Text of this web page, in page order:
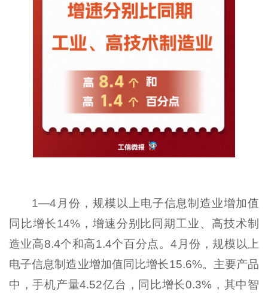
1—4月份，规模以上电子信息制造业增加值
同比增长14%，增速分别比同期工业、高技术制
造业高8.4个和高1.4个百分点。4月份，规模以上
电子信息制造业增加值同比增长15.6%。主要产品
中，手机产量4.52亿台，同比增长0.3%，其中智